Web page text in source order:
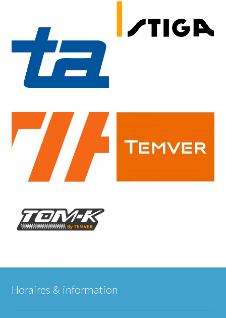
Horaires & information